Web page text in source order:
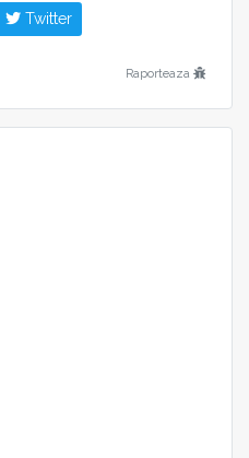
Twitter
Raporteaza